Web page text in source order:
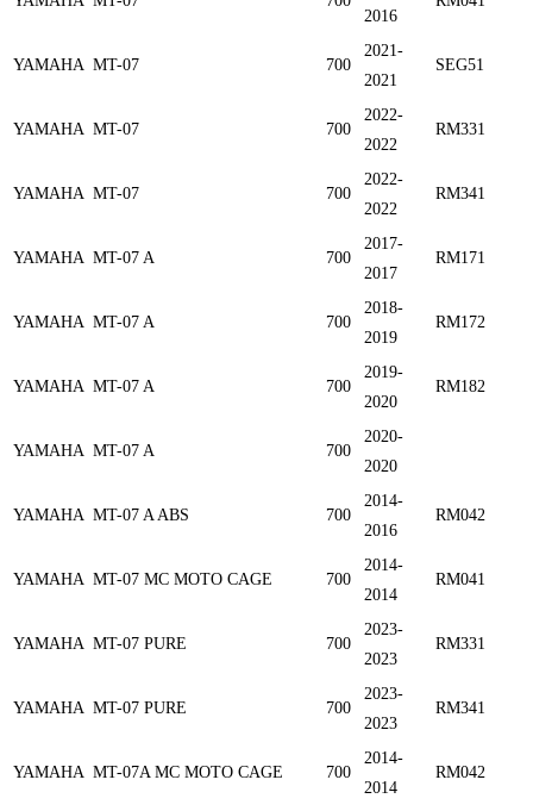
2016
YAMAHA MT-07 700
2021-
2021
SEG51
YAMAHA MT-07 700
2022-
2022
RM331
YAMAHA MT-07 700
2022-
2022
RM341
YAMAHA MT-07 A 700
2017-
2017
RM171
YAMAHA MT-07 A 700
2018-
2019
RM172
YAMAHA MT-07 A 700
2019-
2020
RM182
YAMAHA MT-07 A 700
2020-
2020
YAMAHA MT-07 A ABS 700
2014-
2016
RM042
YAMAHA MT-07 MC MOTO CAGE 700
2014-
2014
RM041
YAMAHA MT-07 PURE 700
2023-
2023
RM331
YAMAHA MT-07 PURE 700
2023-
2023
RM341
YAMAHA MT-07A MC MOTO CAGE 700
2014-
2014
RM042